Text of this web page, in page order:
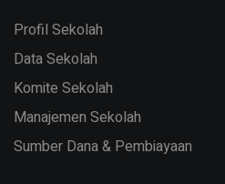
Profil Sekolah
Data Sekolah
Komite Sekolah
Manajemen Sekolah
Sumber Dana & Pembiayaan